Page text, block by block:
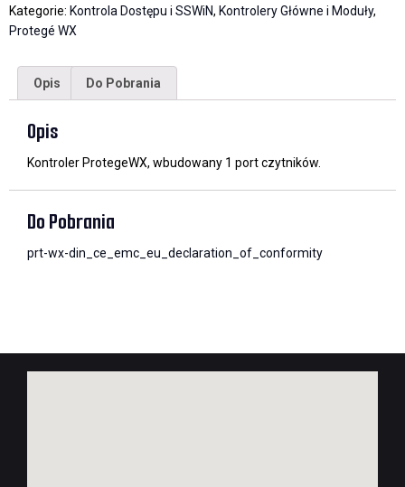
Kategorie: Kontrola Dostępu i SSWiN, Kontrolery Główne i Moduły,
Protegé WX
Opis Do Pobrania
Opis
Kontroler ProtegeWX, wbudowany 1 port czytników.
Do Pobrania
prt-wx-din_ce_emc_eu_declaration_of_conformity